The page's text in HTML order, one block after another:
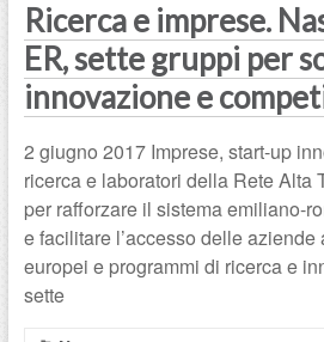
Ricerca e imprese.
ER, sette gruppi per
innovazione e
2 giugno 2017 Imprese, start-up
ricerca e laboratori della Rete Alta
per rafforzare il sistema emiliano-
e facilitare l’accesso delle aziende
europei e programmi di ricerca e
sette